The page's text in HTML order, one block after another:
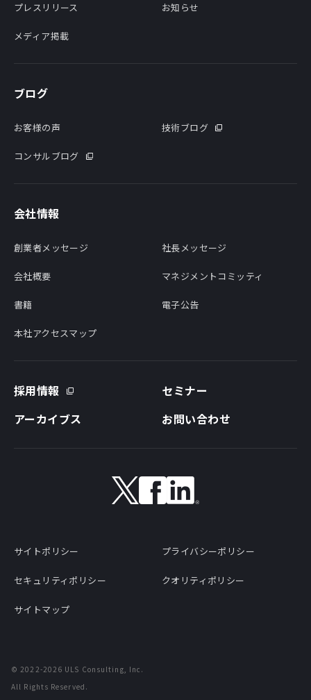
プレスリリース お知らせ
メディア掲載
ブログ
お客様の声 技術ブログ
コンサルブログ
会社情報
創業者メッセージ 社長メッセージ
会社概要 マネジメントコミッティ
書籍 電子公告
本社アクセスマップ
採用情報
セミナー
アーカイブス
お問い合わせ
サイトポリシー プライバシーポリシー
セキュリティポリシー クオリティポリシー
サイトマップ
©2022-2026 ULS Consulting, Inc.
All Rights Reserved.